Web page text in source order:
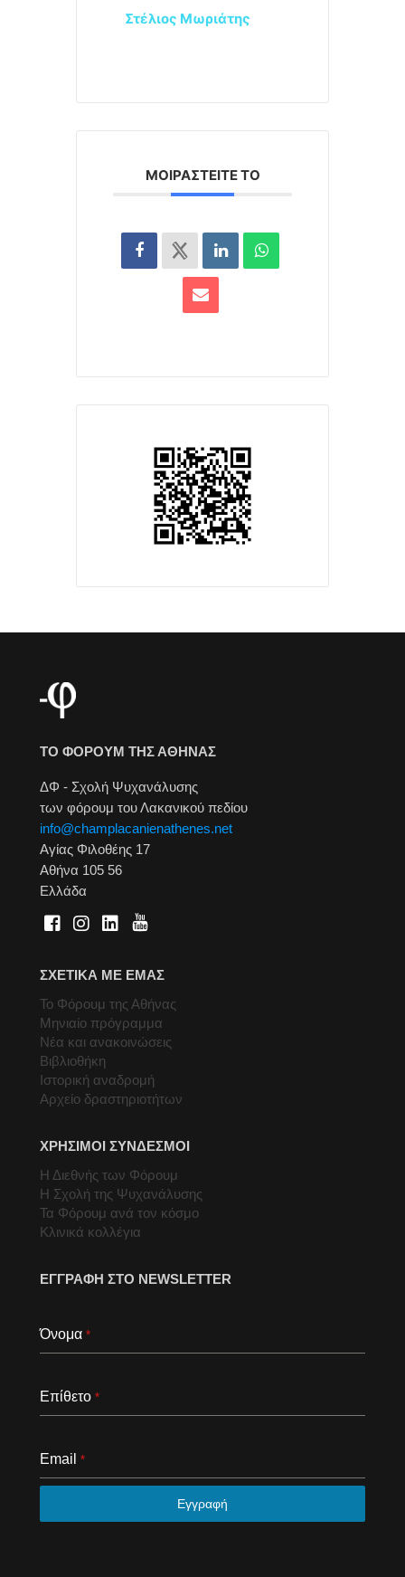
Στέλιος Μωριάτης
ΜΟΙΡΑΣΤΕΊΤΕ ΤΟ
ΤΟ ΦΟΡΟΥΜ ΤΗΣ ΑΘΗΝΑΣ
ΔΦ - Σχολή Ψυχανάλυσης
των φόρουμ του Λακανικού πεδίου
info@champlacanienathenes.net
Αγίας Φιλοθέης 17
Αθήνα 105 56
Ελλάδα
ΣΧΕΤΙΚΑ ΜΕ ΕΜΑΣ
Το Φόρουμ της Αθήνας
Μηνιαίο πρόγραμμα
Νέα και ανακοινώσεις
Βιβλιοθήκη
Ιστορική αναδρομή
Αρχείο δραστηριοτήτων
ΧΡΗΣΙΜΟΙ ΣΥΝΔΕΣΜΟΙ
Η Διεθνής των Φόρουμ
Η Σχολή της Ψυχανάλυσης
Τα Φόρουμ ανά τον κόσμο
Κλινικά κολλέγια
ΕΓΓΡΑΦΗ ΣΤΟ NEWSLETTER
Όνομα *
Επίθετο *
Email *
Εγγραφή